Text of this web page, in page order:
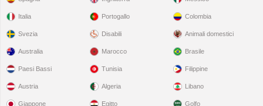
Italia
Svezia
Portogallo
Disabili
Colombia
Animali domestici
Australia
Paesi Bassi
Austria
Giappone
Marocco
Tunisia
Algeria
Egitto
Brasile
Filippine
Libano
Golfo